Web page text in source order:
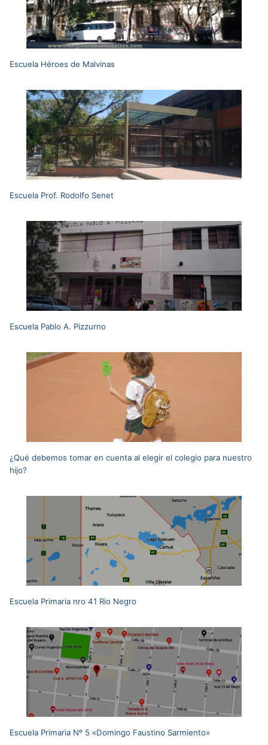
Escuela Héroes de Malvinas
Escuela Prof. Rodolfo Senet
Escuela Pablo A. Pizzurno
¿Qué debemos tomar en cuenta al elegir el colegio para nuestro
hijo?
Escuela Primaria nro 41 Rio Negro
Escuela Primaria Nº 5 «Domingo Faustino Sarmiento»